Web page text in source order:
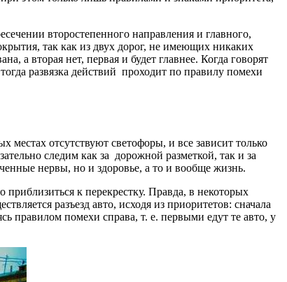
второстепенного направления и главного,
так как из двух дорог, не имеющих никаких
а вторая нет, первая и будет главнее. Когда говорят
развязка действий проходит по правилу помехи
местах отсутствуют светофоры, и все зависит только
следим как за дорожной разметкой, так и за
нервы, но и здоровье, а то и вообще жизнь.
к перекрестку. Правда, в некоторых
разъезд авто, исходя из приоритетов: сначала
правилом помехи справа, т. е. первыми едут те авто, у